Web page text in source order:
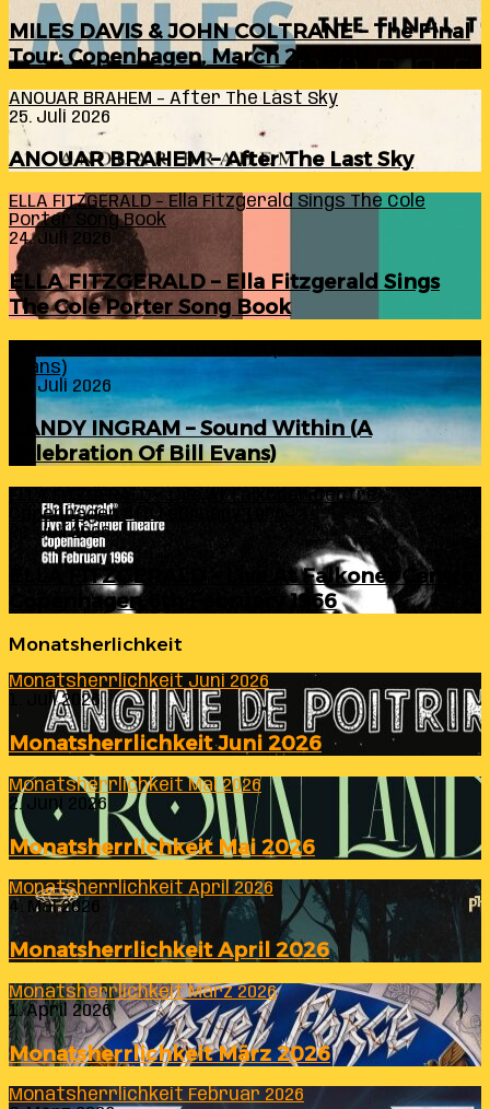
MILES DAVIS & JOHN COLTRANE – The Final
Tour: Copenhagen, March 24, 1960
ANOUAR BRAHEM – After The Last Sky
25. Juli 2026
ANOUAR BRAHEM – After The Last Sky
ELLA FITZGERALD – Ella Fitzgerald Sings The Cole
Porter Song Book
24. Juli 2026
ELLA FITZGERALD – Ella Fitzgerald Sings
The Cole Porter Song Book
Evans)
24. Juli 2026
RANDY INGRAM – Sound Within (A
Celebration Of Bill Evans)
ELLA FITZGERALD – Live At Falkoner Centre
Copenhagen 6th February 1966
23. Juli 2026
ELLA FITZGERALD – Live At Falkoner Centre
Copenhagen 6th February 1966
Monatsherlichkeit
Monatsherrlichkeit Juni 2026
1. Juli 2026
Monatsherrlichkeit Juni 2026
Monatsherrlichkeit Mai 2026
2. Juni 2026
Monatsherrlichkeit Mai 2026
Monatsherrlichkeit April 2026
4. Mai 2026
Monatsherrlichkeit April 2026
Monatsherrlichkeit März 2026
1. April 2026
Monatsherrlichkeit März 2026
Monatsherrlichkeit Februar 2026